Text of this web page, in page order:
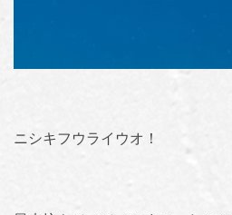
ニシキフウライウオ！